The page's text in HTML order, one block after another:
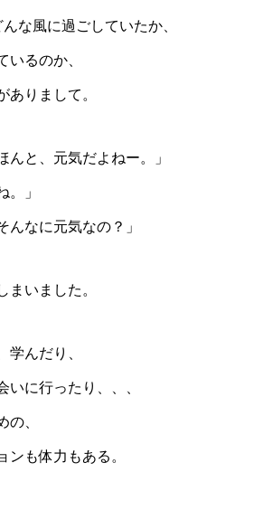
な風に過ごしていたか、
いるのか、
ありまして。
んと、元気だよねー。」
。」
んなに元気なの？」
まいました。
学んだり、
いに行ったり、、、
の、
ンも体力もある。